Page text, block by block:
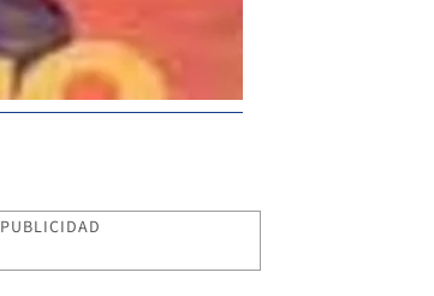
PUBLICIDAD